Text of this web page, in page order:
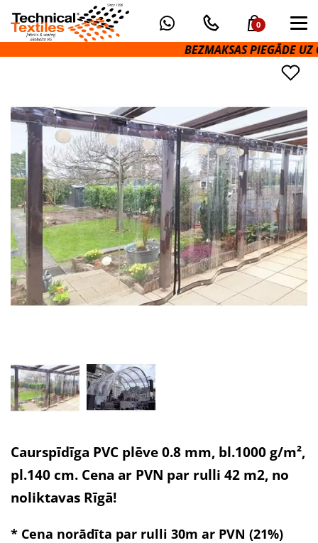
0
BEZMAKSAS PIEGĀDE
Caurspīdīga PVC plēve 0.8 mm, bl.1000 g/m²,
pl.140 cm. Cena ar PVN par rulli 42 m2, no
noliktavas Rīgā!
* Cena norādīta par rulli 30m ar PVN (21%)